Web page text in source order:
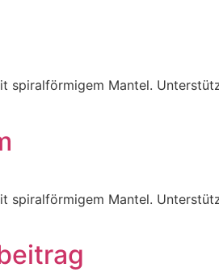
spiral­förmigem Mantel.
spiral­förmigem Mantel.